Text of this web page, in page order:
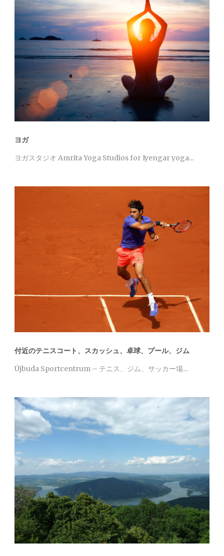
ヨガ
ヨガスタジオ Amrita Yoga Studios for Iyengar yoga...
付近のテニスコート、スカッシュ、卓球、プール、ジム
Újbuda Sportcentrum – テニス、ジム、サッカー場...